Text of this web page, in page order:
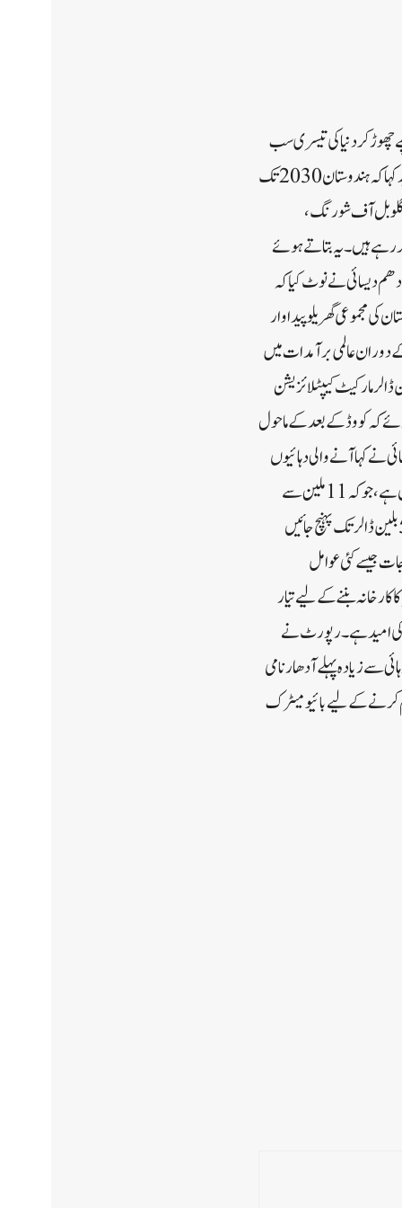
بھارت 2027 تک جاپان اور جرمنی کو پیچھے چھوڑ کر دنیا کی تیسری سب
سے بڑی معیشت بننے کے لیے تیار ہے۔ وال سٹریٹ میجرمورگن اسٹینلے نے پیش گوئی کی ہے۔ مورگن اسٹینلے نے مزید کہا کہ ہندوستان 2030 تک
-گلوبل آف شورنگ،
رہے ہیں۔یہ بتاتے ہوئے
دیسائی نے نوٹ کیا کہ
مجموعی گھریلو پیداوار
سکتی ہے۔ اس مدت کے دوران عالمی برآمدات میں
جبکہ بی ایس ای 11 فیصد سالانہ ترقی دے سکتا ہے، جو آنے والی دہائی میں 10 ٹریلین ڈالرمارکیٹ کیپٹلائزیشن
کہ کووڈ کے بعد کے ماحول
نے کہاآنے والی دہائیوں
میں، ملک سے باہر ملازمتوں کے لیے ہندوستان میں ملازمت کرنے والے لوگوں کی تعداد کم از کم دوگنا ہونے کا امکان ہے، جو کہ 11 ملین سے
زیادہ ہو جائے گا، کیونکہ آؤٹ سورسنگ پر عالمی اخراجات $180 بلین سالانہ سے بڑھ کر 2030 تک تقریباً 500 بلین ڈالر تک پہنچ جائیں
جیسے کئی عوامل
بننے کے لیے تیار
کا حصہ 2031 تک بڑھ کر جی ڈی پی میں 21 فیصد ہونے کی امید ہے۔رپورٹ نے
سے زیادہ پہلے آدھار نامی
کرنے کے لیے بائیو میٹرک